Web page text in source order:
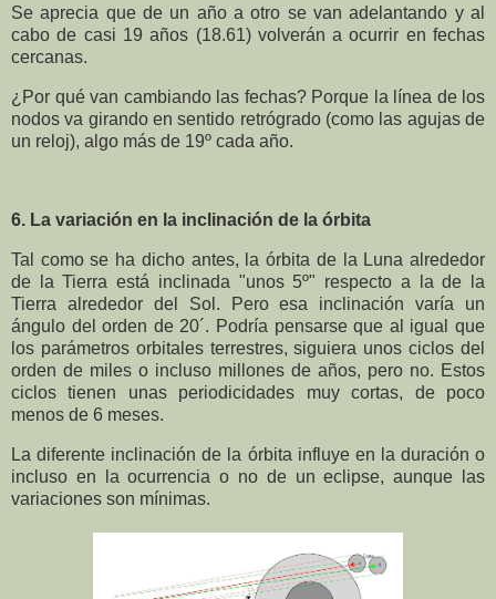
Se aprecia que de un año a otro se van adelantando y al
cabo de casi 19 años (18.61) volverán a ocurrir en fechas
cercanas.
¿Por qué van cambiando las fechas? Porque la línea de los
nodos va girando en sentido retrógrado (como las agujas de
un reloj), algo más de 19º cada año.
6. La variación en la inclinación de la órbita
Tal como se ha dicho antes, la órbita de la Luna alrededor
de la Tierra está inclinada "unos 5º" respecto a la de la
Tierra alrededor del Sol. Pero esa inclinación varía un
ángulo del orden de 20´. Podría pensarse que al igual que
los parámetros orbitales terrestres, siguiera unos ciclos del
orden de miles o incluso millones de años, pero no. Estos
ciclos tienen unas periodicidades muy cortas, de poco
menos de 6 meses.
La diferente inclinación de la órbita influye en la duración o
incluso en la ocurrencia o no de un eclipse, aunque las
variaciones son mínimas.